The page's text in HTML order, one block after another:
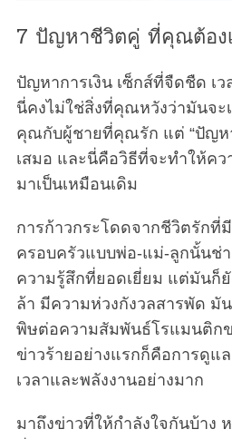
7 ปัญหาชีวิตคู่ ที่คุณต้อง
ปัญหาการเงิน เซ็กส์ที่จืดชืด เ
นี่คงไม่ใช่สิ่งที่คุณหวังว่ามันจะ
คุณกับผู้ชายที่คุณรัก แต่ “ปัญห
เสมอ และนี่คือวิธีที่จะทำให้ค
มาเป็นเหมือนเดิม
การก้าวกระโดดจากชีวิตรักที่
ครอบครัวแบบพ่อ-แม่-ลูกนั้นช่
ความรู้สึกที่ยอดเยี่ยม แต่มันก็ยั
ล้า มีความห่วงกังวลสารพัด มั
พิษต่อความสัมพันธ์โรแมนติก
ข่าวร้ายอย่างแรกก็คือการดูแ
เวลาและพลังงานอย่างมาก
มาถึงข่าวที่ให้กำลังใจกันบ้าง